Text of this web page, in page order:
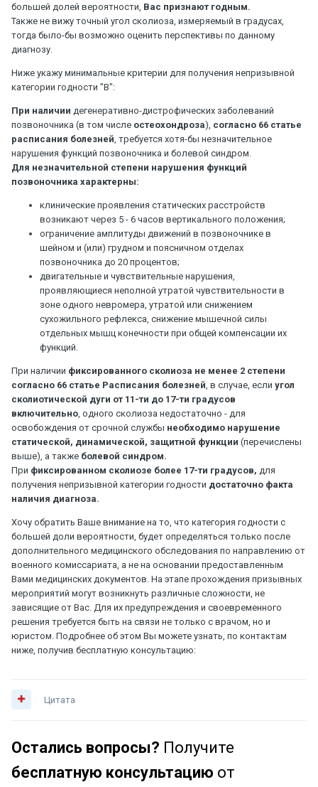
большей долей вероятности, Вас признают годным.
Также не вижу точный угол сколиоза, измеряемый в градусах,
тогда было-бы возможно оценить перспективы по данному
диагнозу.
Ниже укажу минимальные критерии для получения непризывной
категории годности "В":
При наличии дегенеративно-дистрофических заболеваний
позвоночника (в том числе остеохондроза), согласно 66 статье
расписания болезней , требуется хотя-бы незначительное
нарушения функций позвоночника и болевой синдром.
Для незначительной степени нарушения функций
позвоночника характерны:
клинические проявления статических расстройств
возникают через 5 - 6 часов вертикального положения;
ограничение амплитуды движений в позвоночнике в
шейном и (или) грудном и поясничном отделах
позвоночника до 20 процентов;
двигательные и чувствительные нарушения,
проявляющиеся неполной утратой чувствительности в
зоне одного невромера, утратой или снижением
сухожильного рефлекса, снижение мышечной силы
отдельных мышц конечности при общей компенсации их
функций.
При наличии фиксированного сколиоза не менее 2 степени
согласно 66 статье Расписания болезней , в случае, если угол
сколиотической дуги от 11-ти до 17-ти градусов
включительно , одного сколиоза недостаточно - для
освобождения от срочной службы необходимо нарушение
статической, динамической, защитной функции (перечислены
выше), а также болевой синдром.
При фиксированном сколиозе более 17-ти градусов, для
получения непризывной категории годности достаточно факта
наличия диагноза.
Хочу обратить Ваше внимание на то, что категория годности с
большей доли вероятности, будет определяться только после
дополнительного медицинского обследования по направлению от
военного комиссариата, а не на основании предоставленным
Вами медицинских документов. На этапе прохождения призывных
мероприятий могут возникнуть различные сложности, не
зависящие от Вас. Для их предупреждения и своевременного
решения требуется быть на связи не только с врачом, но и
юристом. Подробнее об этом Вы можете узнать, по контактам
ниже, получив бесплатную консультацию:
Цитата
Остались вопросы? Получите
бесплатную консультацию от